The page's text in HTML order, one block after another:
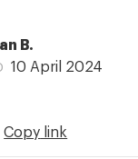
B.
10 April 2024
Copy link